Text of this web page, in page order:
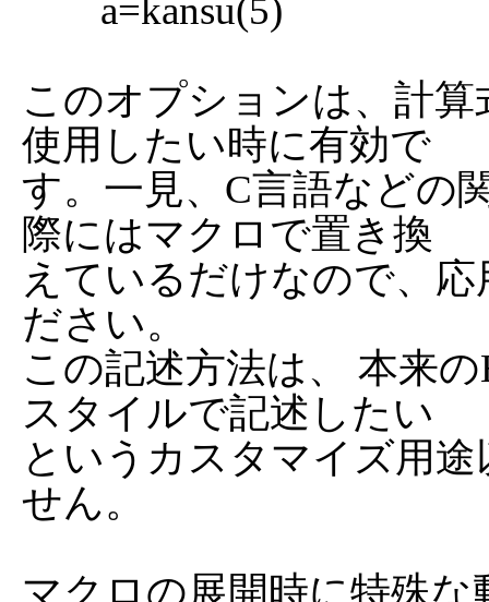
このオプションは、計
使用したい時に有効で
す。一見、C言語などの
際にはマクロで置き換
えているだけなので、
ださい。
この記述方法は、 本来
スタイルで記述したい
というカスタマイズ用
せん。
マクロの展開時に特殊